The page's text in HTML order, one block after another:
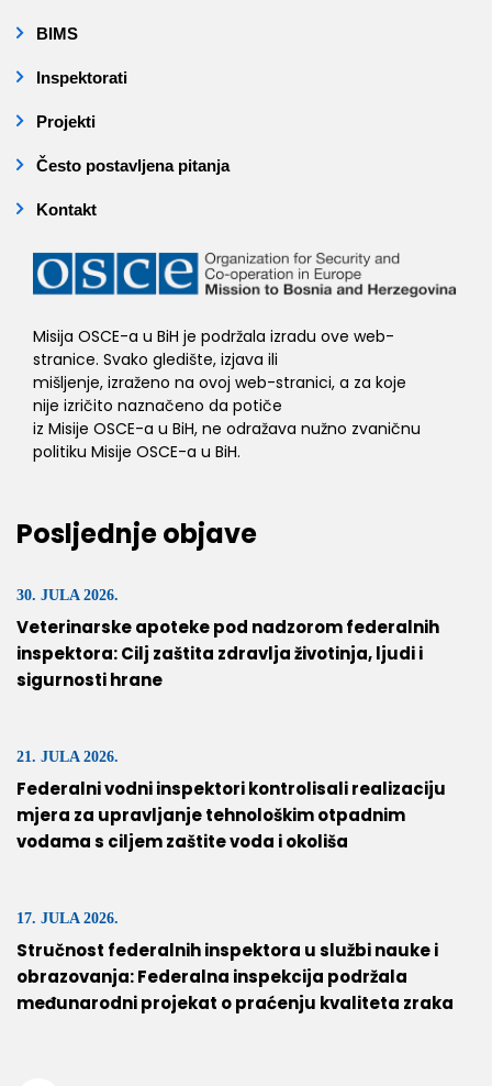
BIMS
Inspektorati
Projekti
Često postavljena pitanja
Kontakt
Misija OSCE-a u BiH je podržala izradu ove web-
stranice. Svako gledište, izjava ili
mišljenje, izraženo na ovoj web-stranici, a za koje
nije izričito naznačeno da potiče
iz Misije OSCE-a u BiH, ne odražava nužno zvaničnu
politiku Misije OSCE-a u BiH.
Posljednje objave
30. JULA 2026.
Veterinarske apoteke pod nadzorom federalnih
inspektora: Cilj zaštita zdravlja životinja, ljudi i
sigurnosti hrane
21. JULA 2026.
Federalni vodni inspektori kontrolisali realizaciju
mjera za upravljanje tehnološkim otpadnim
vodama s ciljem zaštite voda i okoliša
17. JULA 2026.
Stručnost federalnih inspektora u službi nauke i
obrazovanja: Federalna inspekcija podržala
međunarodni projekat o praćenju kvaliteta zraka